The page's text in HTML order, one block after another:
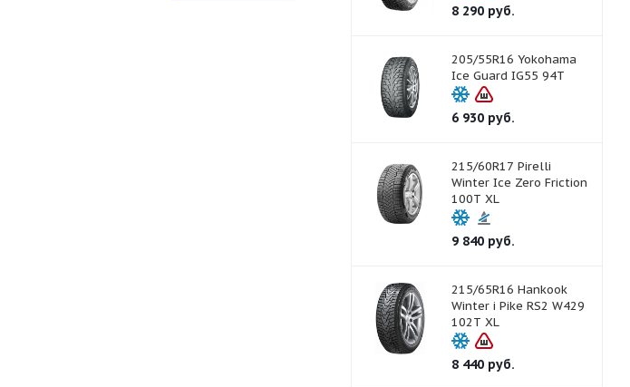
8 290руб.
205/55R16 Yokohama
Ice Guard IG55 94T
6 930руб.
215/60R17 Pirelli
Winter Ice Zero Friction
100T XL
9 840руб.
215/65R16 Hankook
Winter i Pike RS2 W429
102T XL
8 440руб.